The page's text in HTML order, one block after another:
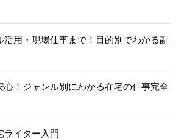
活用・現場仕事まで！目的別でわかる副
心！ジャンル別にわかる在宅の仕事完全
ライター入門